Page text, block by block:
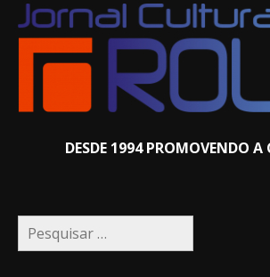
DESDE 1994 PROMOVENDO
Pesquisar
por: